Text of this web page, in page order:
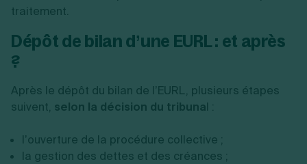
traitement.
Dépôt de bilan d’une EURL : et après
?
Après le dépôt du bilan de l’EURL, plusieurs étapes
suivent, selon la décision du tribunal :
l’ouverture de la procédure collective ;
la gestion des dettes et des créances ;